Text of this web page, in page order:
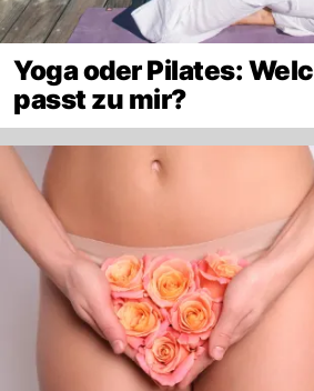
Yoga oder Pilates:
passt zu mir?